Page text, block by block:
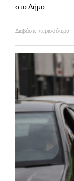
στο Δήμο …
Διαβάστε περισσότερα